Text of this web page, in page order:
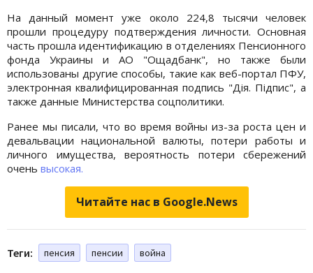
На данный момент уже около 224,8 тысячи человек
прошли процедуру подтверждения личности. Основная
часть прошла идентификацию в отделениях Пенсионного
фонда Украины и АО "Ощадбанк", но также были
использованы другие способы, такие как веб-портал ПФУ,
электронная квалифицированная подпись "Дія. Підпис", а
также данные Министерства соцполитики.
Ранее мы писали, что во время войны из-за роста цен и
девальвации национальной валюты, потери работы и
личного имущества, вероятность потери сбережений
очень высокая.
Читайте нас в Google.News
Теги: пенсия пенсии война